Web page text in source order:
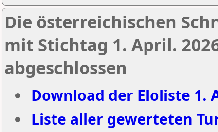
Die österreichischen
mit Stichtag 1. April.
abgeschlossen
Download der Eloliste 1.
Liste aller gewerteten